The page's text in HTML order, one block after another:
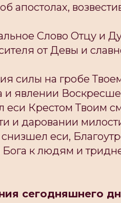
апостолах,
Слово Отцу и
от Девы и
силы на гробе
и явлении
еси Крестом Твоим
и даровании
еси,
к людям и
сегодняшнего